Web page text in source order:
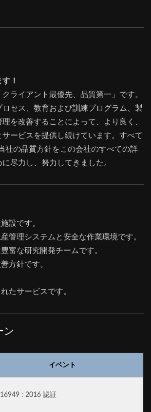
！
ライアント最優先、品質第一」です。
セス、教育および訓練プログラム、製
を改善することによって、より良く、
ービスを提供し続けています。すべて
社の品質方針をこの会社のすべての詳
尽力し、努力してきました。
設です。
管理システムと安全な作業環境です。
富な研究開発チームです。
方針です。
たサービスです。
ン
イベント
: 2016 認証